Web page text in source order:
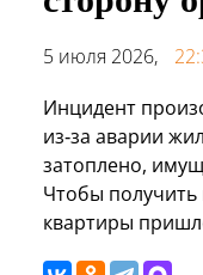
5 июля 2026,
Инцидент
из‑за аварии
затоплено,
Чтобы
квартиры